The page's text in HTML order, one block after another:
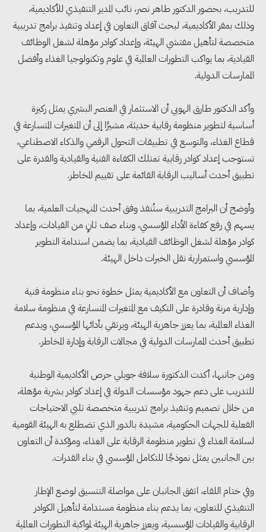
للتدريب، بحضور الدكتور طاهر نصر، نائب المدير التنفيذي للأكاديمية،
وذلك بمقر الأكاديمية، لبحث آفاق التعاون في إعداد وتنفيذ برامج تدريبية
متخصصة لتأهيل مفتشي الهيئة، وإعداد كوادر مؤهلة لشغل الوظائف
القيادية، بما يواكب التطورات العالمية في علوم وتكنولوجيا الغذاء وأفضل
الممارسات الدولية.
وأكد الدكتور طارق الهوبي أن الاستثمار في العنصر البشري يمثل ركيزة
أساسية لتطوير منظومة رقابية حديثة، مشيرًا إلى أن المتغيرات المتسارعة في
قطاع الغذاء، والتوسع في تطبيقات التحول الرقمي والذكاء الاصطناعي،
تستوجب إعداد كوادر رقابية تمتلك الكفاءة الفنية والقيادية والقدرة على
تطبيق أحدث أساليب الرقابة القائمة على تقييم المخاطر.
وأوضح أن البرامج التدريبية ستُنفذ وفق أحدث المنهجيات العلمية، بما
يسهم في رفع كفاءة الأداء المؤسسي، وبناء صف ثانٍ من القيادات، وإعداد
كوادر مؤهلة لشغل الوظائف القيادية، بما يضمن استدامة التطوير
المؤسسي واستمرارية نقل الخبرات داخل الهيئة.
وأضاف أن التعاون مع الأكاديمية يمثل خطوة نحو بناء منظومة فنية
وإدارية مرنة وقادرة على التكيف مع المتغيرات المتسارعة في منظومة سلامة
الغذاء العالمية، بما يعزز جاهزية الهيئة، ويرتقي بأدائها المؤسسي، ويدعم
تطبيق أحدث الممارسات الدولية في مجالات الرقابة وإدارة المخاطر.
ومن جانبها، أكدت الدكتورة سلافة جويلي حرص الأكاديمية الوطنية
للتدريب على دعم جهود مؤسسات الدولة في إعداد كوادر بشرية مؤهلة،
من خلال تصميم وتنفيذ برامج تدريبية متخصصة تلبي الاحتياجات
الفعلية للجهات الحكومية، مشيدة بالدور الذي تضطلع به الهيئة القومية
لسلامة الغذاء في تطوير منظومة الرقابة على الغذاء، ومؤكدة أن التعاون
بين الجانبين يمثل نموذجًا للتكامل المؤسسي في بناء القدرات.
وفي ختام اللقاء، اتفق الجانبان على مواصلة التنسيق لوضع الإطار
التنفيذي للتعاون، بما يدعم بناء منظومة مستدامة لتأهيل الكوادر
الرقابية والقيادات المؤسسية، ويعزز جاهزية الهيئة لمواكبة التطورات العالمية
وزير العمل يسلم عقودًا لذوي
دعم للتدريب والتشغيل والعمالة
غير المنتظمة